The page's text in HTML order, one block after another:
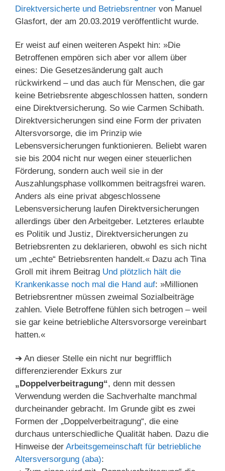
Direktversicherte und Betriebsrentner von Manuel
Glasfort, der am 20.03.2019 veröffentlicht wurde.
Er weist auf einen weiteren Aspekt hin: »Die
Betroffenen empören sich aber vor allem über
eines: Die Gesetzesänderung galt auch
rückwirkend – und das auch für Menschen, die gar
keine Betriebsrente abgeschlossen hatten, sondern
eine Direktversicherung. So wie Carmen Schibath.
Direktversicherungen sind eine Form der privaten
Altersvorsorge, die im Prinzip wie
Lebensversicherungen funktionieren. Beliebt waren
sie bis 2004 nicht nur wegen einer steuerlichen
Förderung, sondern auch weil sie in der
Auszahlungsphase vollkommen beitragsfrei waren.
Anders als eine privat abgeschlossene
Lebensversicherung laufen Direktversicherungen
allerdings über den Arbeitgeber. Letzteres erlaubte
es Politik und Justiz, Direktversicherungen zu
Betriebsrenten zu deklarieren, obwohl es sich nicht
um „echte“ Betriebsrenten handelt.« Dazu ach Tina
Groll mit ihrem Beitrag Und plötzlich hält die
Krankenkasse noch mal die Hand auf: »Millionen
Betriebsrentner müssen zweimal Sozialbeiträge
zahlen. Viele Betroffene fühlen sich betrogen – weil
sie gar keine betriebliche Altersvorsorge vereinbart
hatten.«
➔ An dieser Stelle ein nicht nur begrifflich
differenzierender Exkurs zur
„Doppelverbeitragung“, denn mit dessen
Verwendung werden die Sachverhalte manchmal
durcheinander gebracht. Im Grunde gibt es zwei
Formen der „Doppelverbeitragung“, die eine
durchaus unterschiedliche Qualität haben. Dazu die
Hinweise der Arbeitsgemeinschaft für betriebliche
Altersversorgung (aba):